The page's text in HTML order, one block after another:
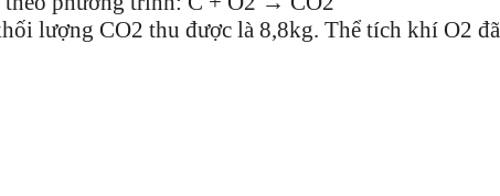
lượng CO2 thu được là 8,8kg. Thể tích khí O2 đã